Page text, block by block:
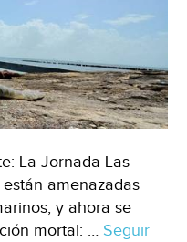
La Jornada Las
amenazadas
y ahora se
mortal: … Seguir